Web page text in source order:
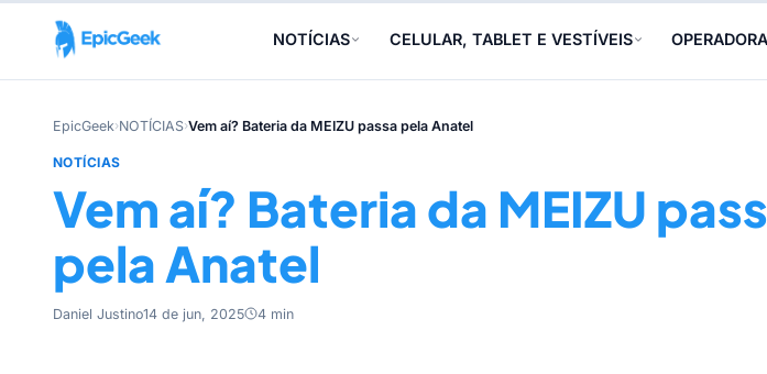
NOTÍCIAS CELULAR, TABLET E VESTÍVEIS
EpicGeek›NOTÍCIAS›Vem aí? Bateria da MEIZU passa pela Anatel
NOTÍCIAS
Vem aí? Bateria da MEIZU
pela Anatel
Daniel Justino14 de jun, 2025 4 min